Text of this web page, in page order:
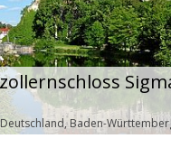
Deutschland, Baden-